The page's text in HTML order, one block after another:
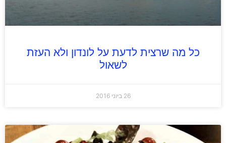
כל מה שרצית לדעת על לונדון ולא העזת
לשאול
26 ביוני 2016